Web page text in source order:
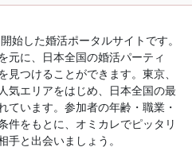
始した婚活ポータルサイトです。
元に、日本全国の婚活パーティ
つけることができます。東京、
気エリアをはじめ、日本全国の最
ています。参加者の年齢・職業・
件をもとに、オミカレでピッタリ
手と出会いましょう。